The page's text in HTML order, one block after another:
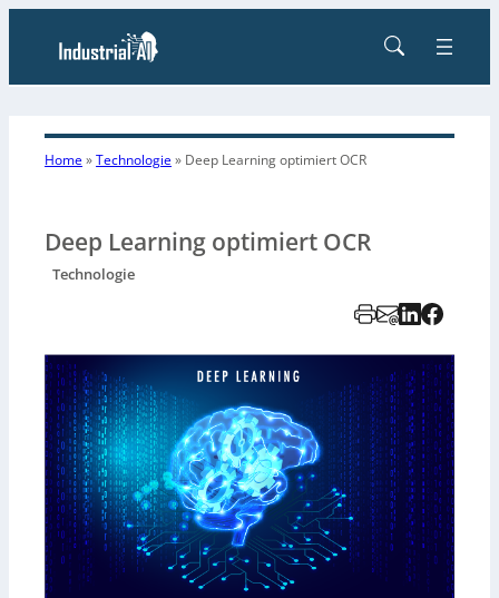
Home»Technologie» Deep Learning optimiert OCR
Deep Learning optimiert OCR
Technologie